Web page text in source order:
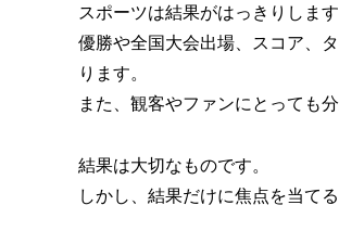
スポーツは結果がはっきりします
優勝や全国大会出場、スコア、
ります。
また、観客やファンにとっても
結果は大切なものです。
しかし、結果だけに焦点を当て